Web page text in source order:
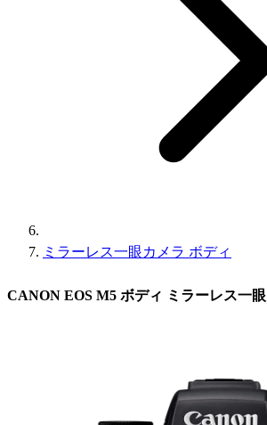
ミラーレス一眼カメラ ボディ
CANON EOS M5 ボディ ミラーレス一眼